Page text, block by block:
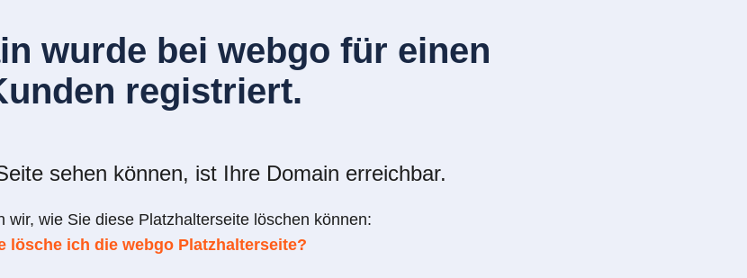
wurde bei webgo für einen
registriert.
sehen können, ist Ihre Domain erreichbar.
wir, wie Sie diese Platzhalterseite löschen können:
lösche ich die webgo Platzhalterseite?